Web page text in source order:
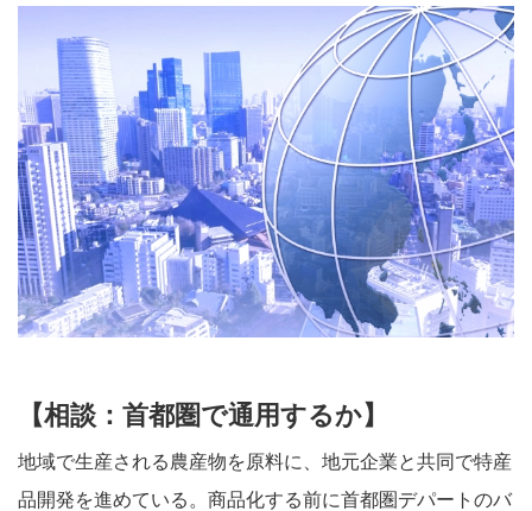
【相談：首都圏で通用するか】
地域で生産される農産物を原料に、地元企業と共同で特産
品開発を進めている。商品化する前に首都圏デパートのバ